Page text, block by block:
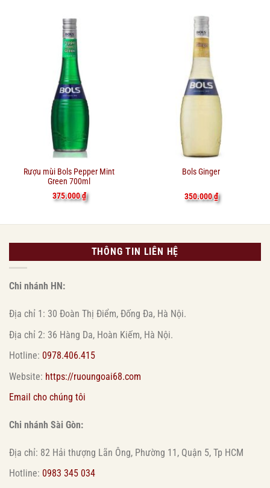
Rượu mùi Bols Pepper Mint
Green 700ml
375.000₫
Bols Ginger
350.000₫
THÔNG TIN LIÊN HỆ
Chi nhánh HN:
Địa chỉ 1: 30 Đoàn Thị Điểm, Đống Đa, Hà Nội.
Địa chỉ 2: 36 Hàng Da, Hoàn Kiếm, Hà Nội.
Hotline: 0978.406.415
Website: https://ruoungoai68.com
Email cho chúng tôi
Chi nhánh Sài Gòn:
Địa chỉ: 82 Hải thượng Lãn Ông, Phường 11, Quận 5, Tp HCM
Hotline: 0983 345 034